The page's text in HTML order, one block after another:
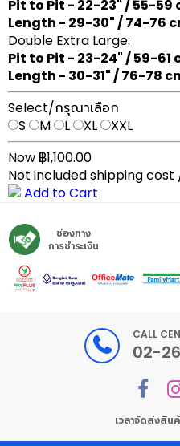
Pit to Pit - 22-23" / 55-59
Length - 29-30" / 74-76
Double Extra Large:
Pit to Pit - 23-24" / 59-61
Length - 30-31" / 76-78
Select/กรุณาเลือก
S
M L XL
XXL
Now ฿1,100.00
Not included shipping cost
Add to Cart
ช่องทาง
การชำระเงิน
CALL
02-
เวลาจัดส่งสิน